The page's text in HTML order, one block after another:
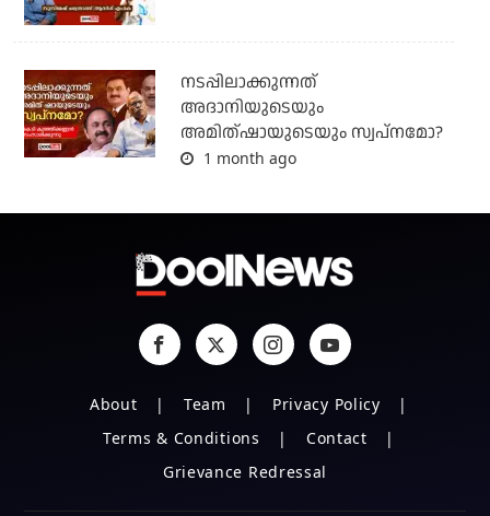
നടപ്പിലാക്കുന്നത്
അദാനിയുടെയും
അമിത്ഷായുടെയും സ്വപ്നമോ?
1 month ago
About Team
Privacy Policy
Terms & Conditions
Contact
Grievance Redressal